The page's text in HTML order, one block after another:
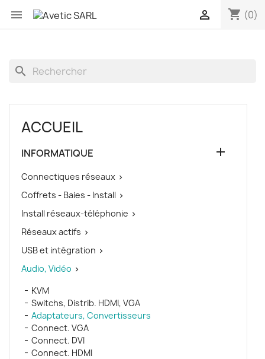
 shopping_cart (0)

search
ACCUEIL
INFORMATIQUE 
Connectiques réseaux 
Coffrets - Baies - Install 
Install réseaux-téléphonie 
Réseaux actifs 
USB et intégration 
Audio, Vidéo 
KVM
Switchs, Distrib. HDMI, VGA
Adaptateurs, Convertisseurs
Connect. VGA
Connect. DVI
Connect. HDMI